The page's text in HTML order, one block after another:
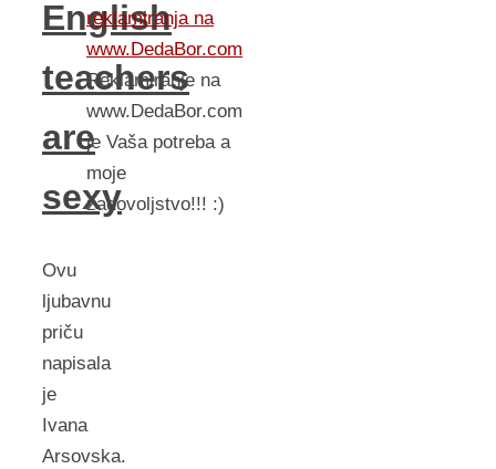
English
teachers
are
sexy
Ovu
ljubavnu
priču
napisala
je
Ivana
Arsovska.
reklamiranja na
www.DedaBor.com
Reklamiranje na
www.DedaBor.com
je Vaša potreba a
moje
zadovoljstvo!!! :)